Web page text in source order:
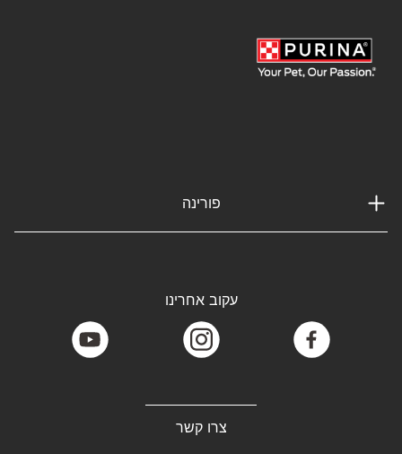
פורינה
צרו קשר
עקוב אחרינו
facebook
instagram
youtube